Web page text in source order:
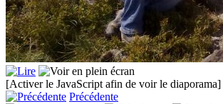
[Activer le JavaScript afin de voir le diaporama]
Précédente